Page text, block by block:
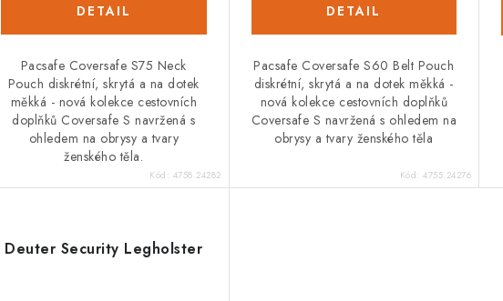
Pacsafe Coversafe S75 Neck
Pouch diskrétní, skrytá a na dotek
měkká - nová kolekce cestovních
doplňků Coversafe S navržená s
ohledem na obrysy a tvary
ženského těla.
Kód: 4758.24282
Pacsafe Coversafe S60 Belt Pouch
diskrétní, skrytá a na dotek měkká -
nová kolekce cestovních doplňků
Coversafe S navržená s ohledem na
obrysy a tvary ženského těla
Kód:4755.24276
Deuter Security Legholster